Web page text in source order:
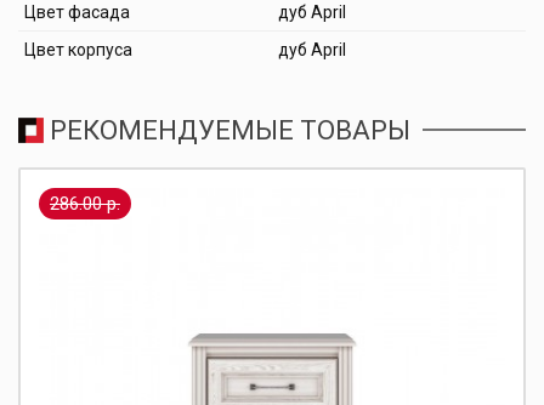
Цвет фасада
дуб April
Цвет корпуса
дуб April
РЕКОМЕНДУЕМЫЕ ТОВАРЫ
286.00 р.